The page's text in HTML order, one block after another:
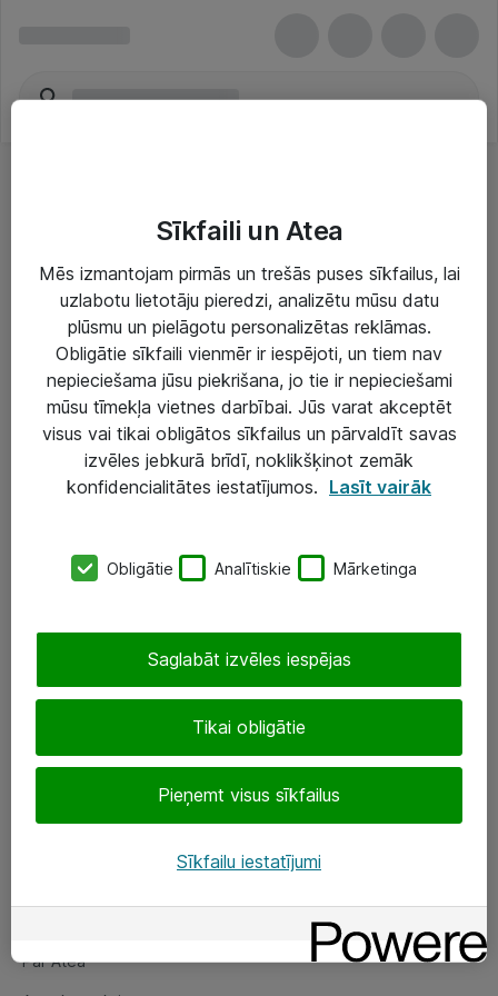
Risinājumi & Pakalpojumi
IT serviss un atbalsts
IT infrastruktūra
Darba vietu IT risinājumi
Serveri un datu centri
SIA „ATEA”
eShop@atea.lv
Sekojiet mums
Par Atea
Par Atea
Sīkfaili un Atea
Mēs izmantojam pirmās un trešās puses sīkfailus, lai
uzlabotu lietotāju pieredzi, analizētu mūsu datu
plūsmu un pielāgotu personalizētas reklāmas.
Obligātie sīkfaili vienmēr ir iespējoti, un tiem nav
nepieciešama jūsu piekrišana, jo tie ir nepieciešami
mūsu tīmekļa vietnes darbībai. Jūs varat akceptēt
visus vai tikai obligātos sīkfailus un pārvaldīt savas
izvēles jebkurā brīdī, noklikšķinot zemāk
konfidencialitātes iestatījumos. Lasīt vairāk
Obligātie Analītiskie Mārketinga
Tikai obligātie
Pieņemt visus sīkfailus
Saglabāt izvēles iespējas
Sīkfailu iestatījumi